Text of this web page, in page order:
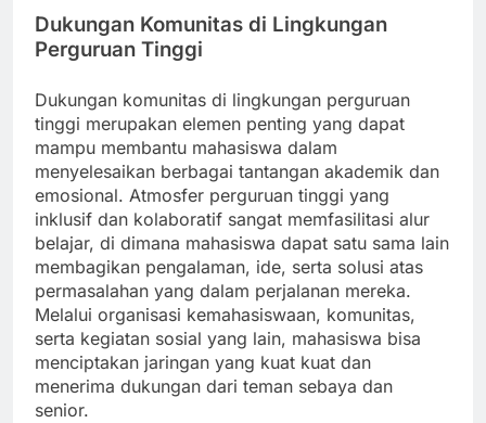
Dukungan Komunitas di Lingkungan
Perguruan Tinggi
Dukungan komunitas di lingkungan perguruan
tinggi merupakan elemen penting yang dapat
mampu membantu mahasiswa dalam
menyelesaikan berbagai tantangan akademik dan
emosional. Atmosfer perguruan tinggi yang
inklusif dan kolaboratif sangat memfasilitasi alur
belajar, di dimana mahasiswa dapat satu sama lain
membagikan pengalaman, ide, serta solusi atas
permasalahan yang dalam perjalanan mereka.
Melalui organisasi kemahasiswaan, komunitas,
serta kegiatan sosial yang lain, mahasiswa bisa
menciptakan jaringan yang kuat kuat dan
menerima dukungan dari teman sebaya dan
senior.